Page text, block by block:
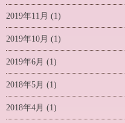
2019年11月 (1)
2019年10月 (1)
2019年6月 (1)
2018年5月 (1)
2018年4月 (1)